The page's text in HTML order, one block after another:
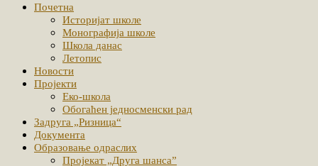
Почетна
Историјат школе
Монографија школе
Школа данас
Летопис
Новости
Пројекти
Еко-школа
Обогаћен једносменски рад
Задруга „Ризница“
Документа
Образовање одраслих
Пројекат „Друга шанса”